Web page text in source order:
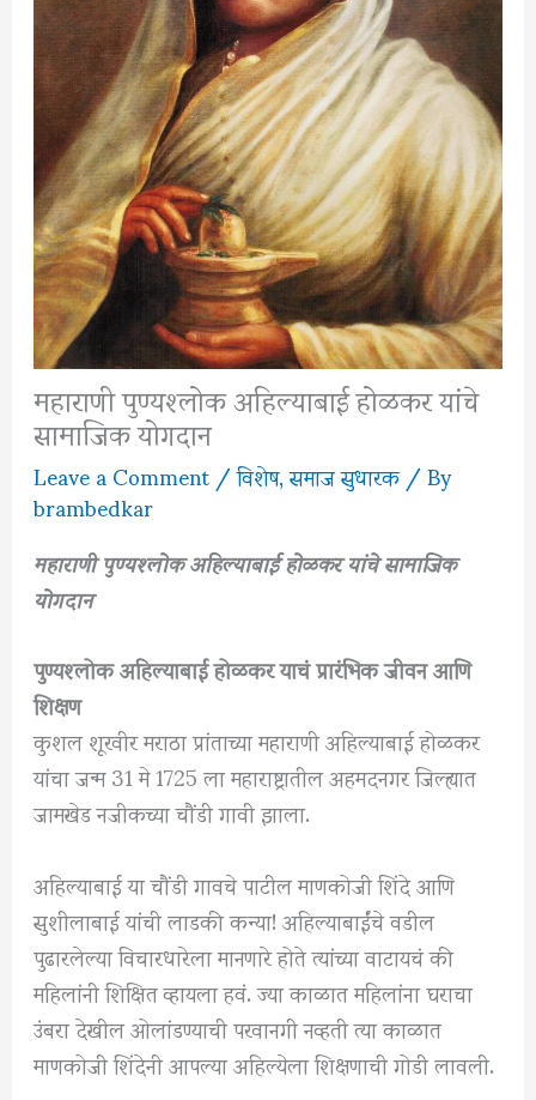
महाराणी पुण्यश्लोक अहिल्याबाई होळकर यांचे
सामाजिक योगदान
Leave a Comment/विशेष,समाज सुधारक/ By
brambedkar
महाराणी पुण्यश्लोक अहिल्याबाई होळकर यांचे सामाजिक
योगदान
पुण्यश्लोक अहिल्याबाई होळकर याचं प्रारंभिक जीवन आणि
शिक्षण
कुशल शूरवीर मराठा प्रांताच्या महाराणी अहिल्याबाई होळकर
यांचा जन्म 31 मे 1725 ला महाराष्ट्रातील अहमदनगर जिल्ह्यात
जामखेड नजीकच्या चौंडी गावी झाला.
अहिल्याबाई या चौंडी गावचे पाटील माणकोजी शिंदे आणि
सुशीलाबाई यांची लाडकी कन्या! अहिल्याबाईंचे वडील
पुढारलेल्या विचारधारेला मानणारे होते त्यांच्या वाटायचं की
महिलांनी शिक्षित व्हायला हवं. ज्या काळात महिलांना घराचा
उंबरा देखील ओलांडण्याची परवानगी नव्हती त्या काळात
माणकोजी शिंदेनी आपल्या अहिल्येला शिक्षणाची गोडी लावली.